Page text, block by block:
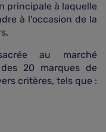
principale à laquelle
à l'occasion de la
au marché
20 marques de
critères, tels que :